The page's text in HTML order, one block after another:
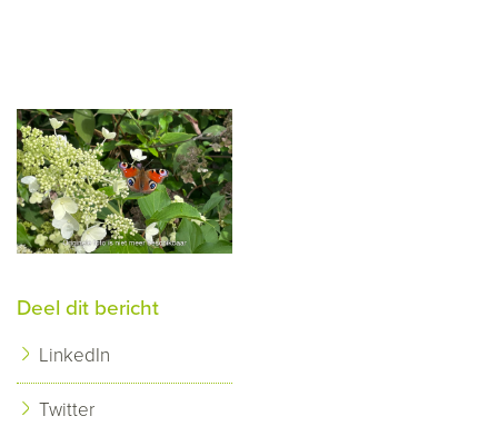
Deel dit bericht
LinkedIn
Twitter